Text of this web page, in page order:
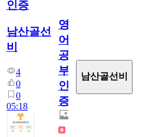
인증
남산골선
비
4
0
0
05:18
영
어
공
부
인
증
남산골선비